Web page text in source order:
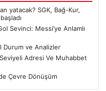
yatacak? SGK, Bağ-Kur,
Sevinci: Messi’ye Anlamlı
Durum ve Analizler
Adresi Ve Muhabbet
Çevre Dönüşüm